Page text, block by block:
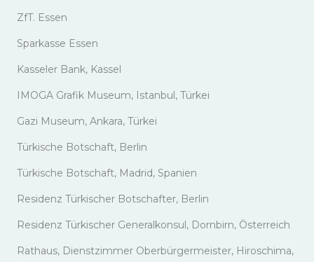
ZfT. Essen
Sparkasse Essen
Kasseler Bank, Kassel
IMOGA Grafik Museum, Istanbul, Türkei
Gazi Museum, Ankara, Türkei
Türkische Botschaft, Berlin
Türkische Botschaft, Madrid, Spanien
Residenz Türkischer Botschafter, Berlin
Residenz Türkischer Generalkonsul, Dornbirn, Österreich
Rathaus, Dienstzimmer Oberbürgermeister, Hiroschima,